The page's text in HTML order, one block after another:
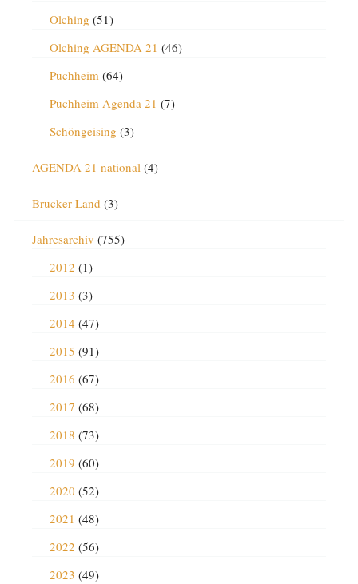
Olching (51)
Olching AGENDA 21 (46)
Puchheim(64)
Puchheim Agenda 21 (7)
Schöngeising (3)
AGENDA 21 national(4)
Brucker Land (3)
Jahresarchiv (755)
2012 (1)
2013 (3)
2014 (47)
2015 (91)
2016 (67)
2017 (68)
2018 (73)
2019 (60)
2020 (52)
2021 (48)
2022 (56)
2023 (49)